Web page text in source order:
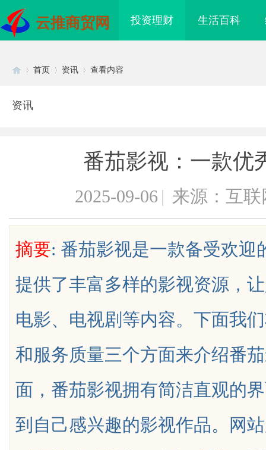
云推商贸网 投资理财 生活百科
uz
首页 资讯 查看内容
资讯
番茄影视：一款优
2025-09-06 | 来源：互联
摘要: 番茄影视是一款备受欢迎
提供了丰富多样的影视资源，
电影、电视剧等内容。下面我
和服务质量三个方面来介绍番
面，番茄影视拥有简洁直观的
到自己感兴趣的影视作品。网